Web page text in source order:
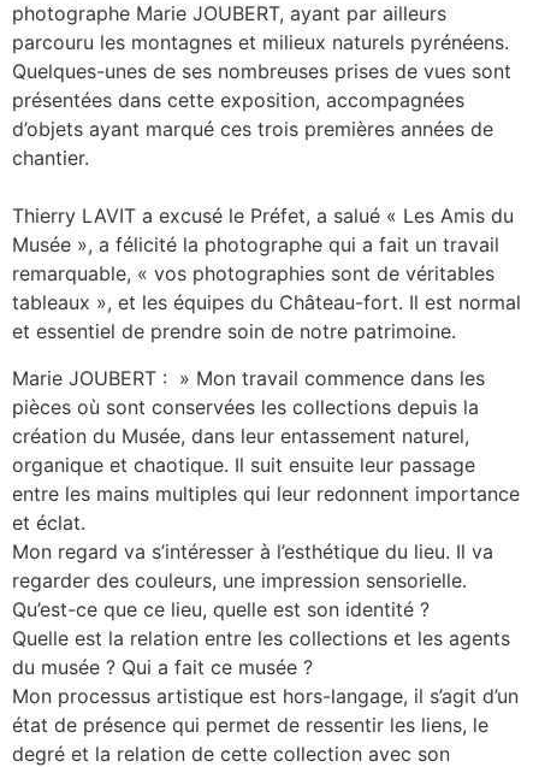
photographe Marie JOUBERT, ayant par ailleurs
parcouru les montagnes et milieux naturels pyrénéens.
Quelques-unes de ses nombreuses prises de vues sont
présentées dans cette exposition, accompagnées
d’objets ayant marqué ces trois premières années de
chantier.
Thierry LAVIT a excusé le Préfet, a salué « Les Amis du
Musée », a félicité la photographe qui a fait un travail
remarquable, « vos photographies sont de véritables
tableaux », et les équipes du Château-fort. Il est normal
et essentiel de prendre soin de notre patrimoine.
Marie JOUBERT : » Mon travail commence dans les
pièces où sont conservées les collections depuis la
création du Musée, dans leur entassement naturel,
organique et chaotique. Il suit ensuite leur passage
entre les mains multiples qui leur redonnent importance
et éclat.
Mon regard va s’intéresser à l’esthétique du lieu. Il va
regarder des couleurs, une impression sensorielle.
Qu’est-ce que ce lieu, quelle est son identité ?
Quelle est la relation entre les collections et les agents
du musée ? Qui a fait ce musée ?
Mon processus artistique est hors-langage, il s’agit d’un
état de présence qui permet de ressentir les liens, le
degré et la relation de cette collection avec son